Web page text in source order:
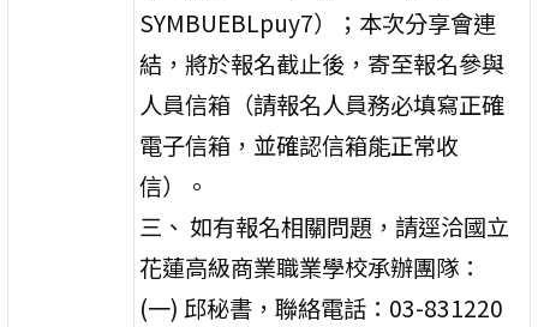
SYMBUEBLpuy7）；本次分享會連
結，將於報名截止後，寄至報名參與
人員信箱（請報名人員務必填寫正確
電子信箱，並確認信箱能正常收
信）。
三、 如有報名相關問題，請逕洽國立
花蓮高級商業職業學校承辦團隊：
(一) 邱秘書，聯絡電話：03-831220